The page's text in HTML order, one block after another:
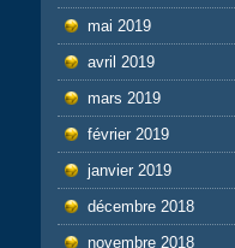
mai 2019
avril 2019
mars 2019
février 2019
janvier 2019
décembre 2018
novembre 2018